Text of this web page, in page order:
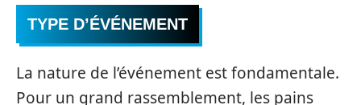
TYPE D’ÉVÉNEMENT
La nature de l’événement est fondamentale.
Pour un grand rassemblement, les pains